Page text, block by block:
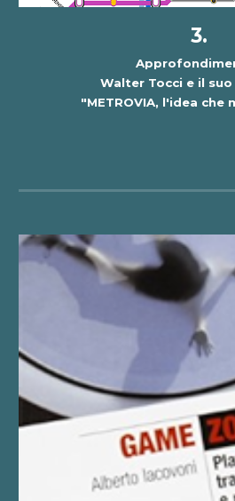
3.
Walter Tocci e il
"METROVIA, l'idea che